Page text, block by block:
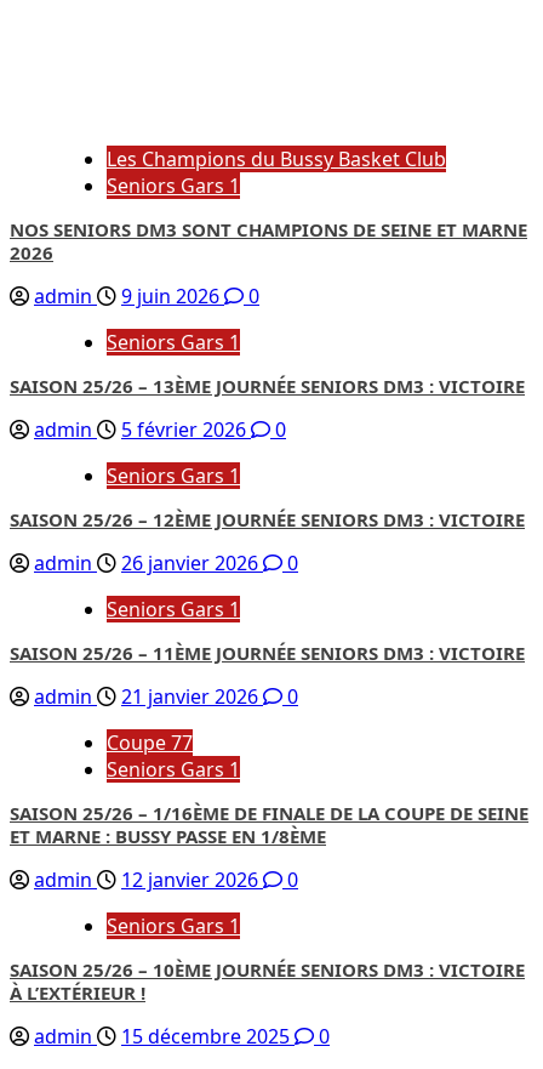
Les Champions du Bussy Basket Club
Seniors Gars 1
NOS SENIORS DM3 SONT CHAMPIONS DE SEINE ET MARNE
2026
admin 9 juin 2026
0
Seniors Gars 1
SAISON 25/26 – 13ÈME JOURNÉE SENIORS DM3 : VICTOIRE
admin 5 février 2026
0
Seniors Gars 1
SAISON 25/26 – 12ÈME JOURNÉE SENIORS DM3 : VICTOIRE
admin 26 janvier 2026
0
Seniors Gars 1
SAISON 25/26 – 11ÈME JOURNÉE SENIORS DM3 : VICTOIRE
admin 21 janvier 2026
0
Coupe 77
Seniors Gars 1
SAISON 25/26 – 1/16ÈME DE FINALE DE LA COUPE DE SEINE
ET MARNE : BUSSY PASSE EN 1/8ÈME
admin 12 janvier 2026
0
Seniors Gars 1
SAISON 25/26 – 10ÈME JOURNÉE SENIORS DM3 : VICTOIRE
À L’EXTÉRIEUR !
admin 15 décembre 2025 0